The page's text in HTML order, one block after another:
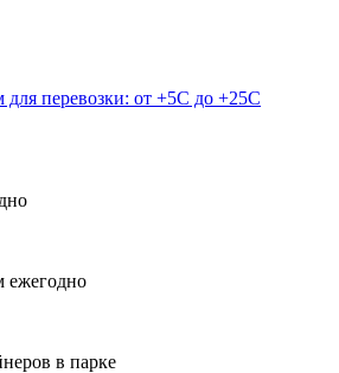
перевозки: от +5С до +25С
ежегодно
в парке